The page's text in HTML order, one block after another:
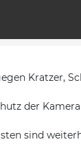
Kratzer,
der Kamera
sind